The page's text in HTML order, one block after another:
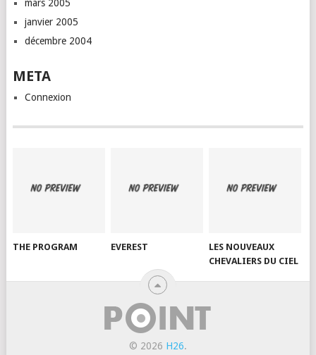
mars 2005
janvier 2005
décembre 2004
META
Connexion
THE PROGRAM EVEREST
LES NOUVEAUX
CHEVALIERS DU CIEL
© 2026 H26.